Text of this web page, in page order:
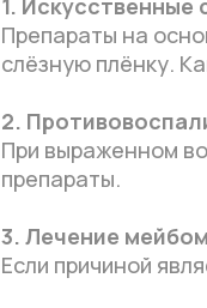
Препараты на
слёзную плёнку.
2.
При выраженном
препараты.
3. Лечение
Если причиной